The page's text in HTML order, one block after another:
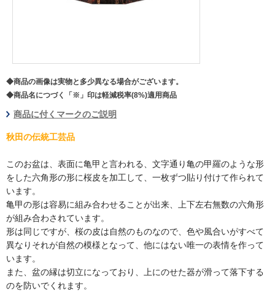
◆商品の画像は実物と多少異なる場合がございます。
◆商品名につづく「※」印は軽減税率(8%)適用商品
商品に付くマークのご説明
秋田の伝統工芸品
このお盆は、表面に亀甲と言われる、文字通り亀の甲羅のような形
をした六角形の形に桜皮を加工して、一枚ずつ貼り付けて作られて
います。
亀甲の形は容易に組み合わせることが出来、上下左右無数の六角形
が組み合わされています。
形は同じですが、桜の皮は自然のものなので、色や風合いがすべて
異なりそれが自然の模様となって、他にはない唯一の表情を作って
います。
また、盆の縁は切立になっており、上にのせた器が滑って落下する
のを防いでくれます。